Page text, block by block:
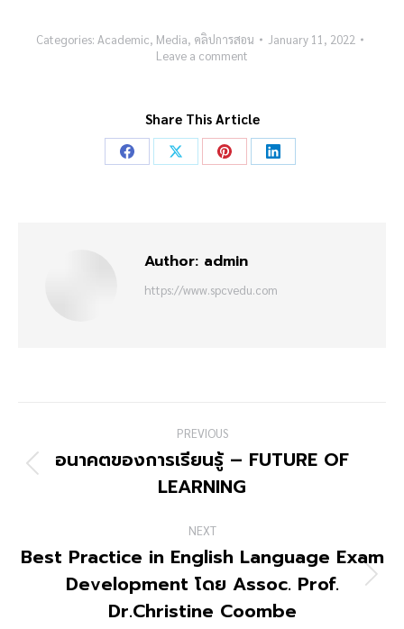
Categories: Academic, Media, คลิปการสอน
January 11, 2022
Leave a comment
Share This Article
Share
Share
Share
Share
Author: admin
https://www.spcvedu.com
navigation
PREVIOUS
Previous
post:
อนาคตของการเรียนรู้ – FUTURE OF
LEARNING
NEXT
Next
post:
Best Practice in English Language Exam
Development โดย Assoc. Prof.
Dr.Christine Coombe